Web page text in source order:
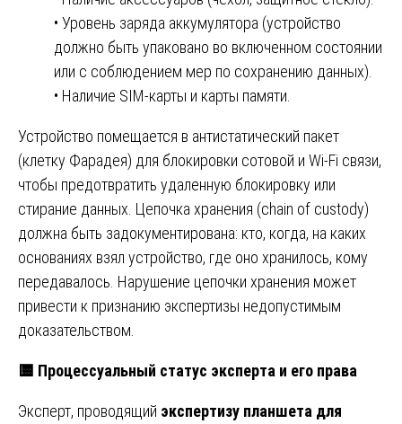
• Уровень заряда аккумулятора (устройство
должно быть упаковано во включенном состоянии
или с соблюдением мер по сохранению данных).
• Наличие SIM-карты и карты памяти.
Устройство помещается в антистатический пакет
(клетку Фарадея) для блокировки сотовой и Wi-Fi связи,
чтобы предотвратить удаленную блокировку или
стирание данных. Цепочка хранения (chain of custody)
должна быть задокументирована: кто, когда, на каких
основаниях взял устройство, где оно хранилось, кому
передавалось. Нарушение цепочки хранения может
привести к признанию экспертизы недопустимым
доказательством.
🟨 Процессуальный статус эксперта и его права
Эксперт, проводящий экспертизу планшета для